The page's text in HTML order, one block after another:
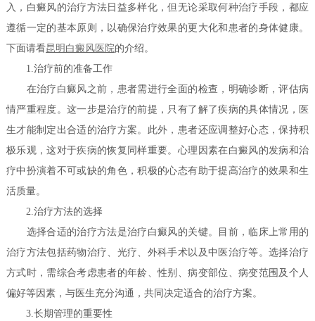
入，白癜风的治疗方法日益多样化，但无论采取何种治疗手段，都应
遵循一定的基本原则，以确保治疗效果的更大化和患者的身体健康。
下面请看昆明白癜风医院的介绍。
1.治疗前的准备工作
在治疗白癜风之前，患者需进行全面的检查，明确诊断，评估病
情严重程度。这一步是治疗的前提，只有了解了疾病的具体情况，医
生才能制定出合适的治疗方案。此外，患者还应调整好心态，保持积
极乐观，这对于疾病的恢复同样重要。心理因素在白癜风的发病和治
疗中扮演着不可或缺的角色，积极的心态有助于提高治疗的效果和生
活质量。
2.治疗方法的选择
选择合适的治疗方法是治疗白癜风的关键。目前，临床上常用的
治疗方法包括药物治疗、光疗、外科手术以及中医治疗等。选择治疗
方式时，需综合考虑患者的年龄、性别、病变部位、病变范围及个人
偏好等因素，与医生充分沟通，共同决定适合的治疗方案。
3.长期管理的重要性